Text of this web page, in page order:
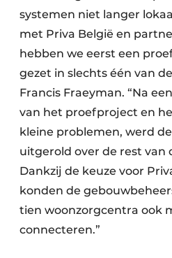
systemen niet langer
met Priva België en
hebben we eerst een
gezet in slechts één van
Francis Fraeyman. “Na
van het proefproject en
kleine problemen, werd
uitgerold over de rest van
Dankzij de keuze voor
konden de
tien woonzorgcentra ook
connecteren.”